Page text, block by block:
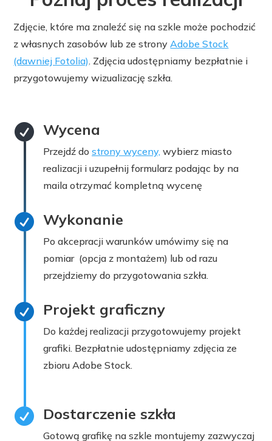
Zdjęcie, które ma znaleźć się na szkle może pochodzić
z własnych zasobów lub ze stronyAdobe Stock
(dawniej Fotolia). Zdjęcia udostępniamy bezpłatnie i
przygotowujemy wizualizację szkła.
 Wycena
Przejdź do strony wyceny, wybierz miasto
realizacji i uzupełnij formularz podając by na
maila otrzymać kompletną wycenę
 Wykonanie
Po akcepracji warunków umówimy się na
pomiar (opcja z montażem) lub od razu
przejdziemy do przygotowania szkła.
 Projekt graficzny
Do każdej realizacji przygotowujemy projekt
grafiki. Bezpłatnie udostępniamy zdjęcia ze
zbioru Adobe Stock.
 Dostarczenie szkła
Gotową grafikę na szkle montujemy zazwyczaj